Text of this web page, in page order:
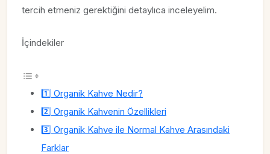
tercih etmeniz gerektiğini detaylıca inceleyelim.
İçindekiler
1️⃣ Organik Kahve Nedir?
2️⃣ Organik Kahvenin Özellikleri
3️⃣ Organik Kahve ile Normal Kahve Arasındaki
Farklar